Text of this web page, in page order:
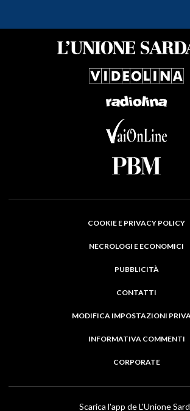
COOKIE E PRIVACY POLICY
NECROLOGI E ECONOMICI
PUBBLICITÀ
CONTATTI
MODIFICA IMPOSTAZIONI
INFORMATIVA COMMENTI
CORPORATE
Scarica l'app de L'Unione